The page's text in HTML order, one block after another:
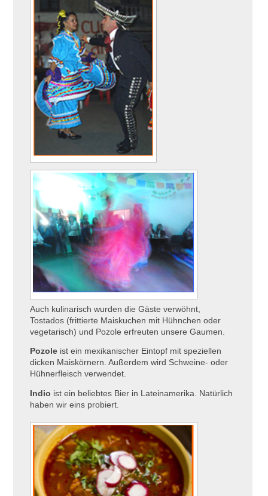
Auch kulinarisch wurden die Gäste verwöhnt,
Tostados (frittierte Maiskuchen mit Hühnchen oder
vegetarisch) und Pozole erfreuten unsere Gaumen.
Pozoleist ein mexikanischer Eintopf mit speziellen
dicken Maiskörnern. Außerdem wird Schweine- oder
Hühnerfleisch verwendet.
Indio ist ein beliebtes Bier in Lateinamerika. Natürlich
haben wir eins probiert.